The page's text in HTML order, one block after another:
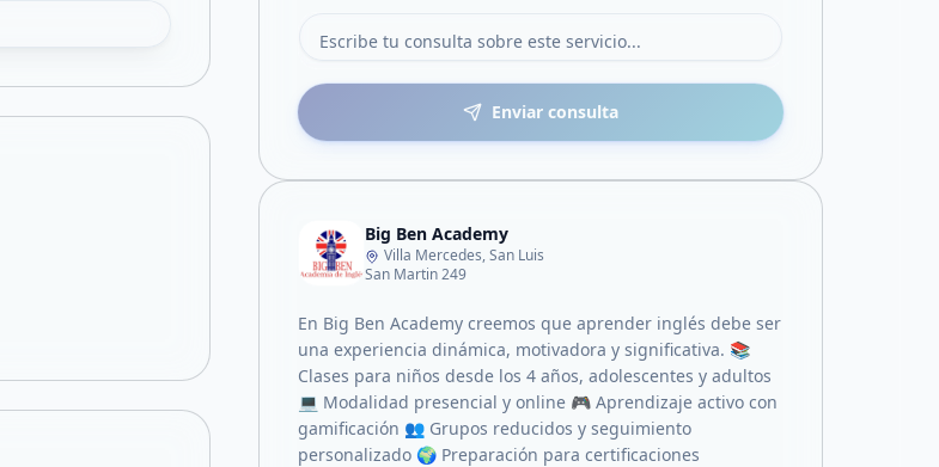
Enviar consulta
Big Ben Academy
Villa Mercedes, San Luis
San Martin 249
En Big Ben Academy creemos que aprender inglés debe ser
una experiencia dinámica, motivadora y significativa. 📚
Clases para niños desde los 4 años, adolescentes y adultos
💻 Modalidad presencial y online 🎮 Aprendizaje activo con
gamificación 👥 Grupos reducidos y seguimiento
personalizado 🌍 Preparación para certificaciones